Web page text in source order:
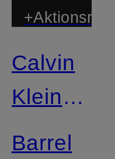
Calvin
Klein
Jeans
Barrel